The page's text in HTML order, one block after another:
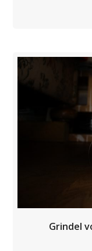
Grindel